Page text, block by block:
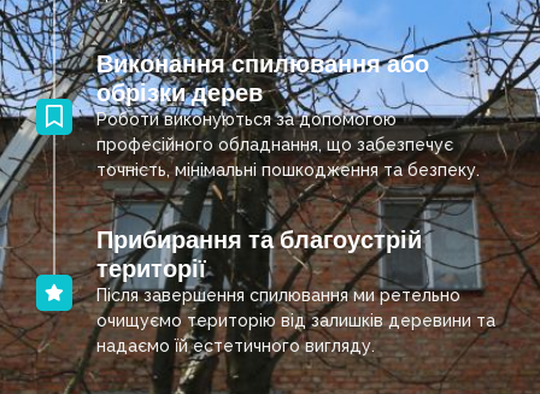
Виконання спилювання або
обрізки дерев
Роботи виконуються за допомогою
професійного обладнання, що забезпечує
точність, мінімальні пошкодження та безпеку.
Прибирання та благоустрій
території
Після завершення спилювання ми ретельно
очищуємо територію від залишків деревини та
надаємо їй естетичного вигляду.